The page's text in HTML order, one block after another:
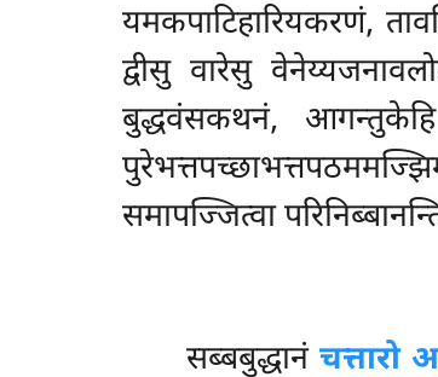
यमकपाटिहारियकरणं,
द्वीसु वारेसु
बुद्धवंसकथनं, आगन्तुकेहि
समापज्जित्वा
सब्बबुद्धानंचत्तारो